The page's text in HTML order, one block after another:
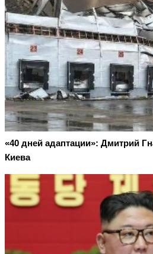
«40 дней адаптации»: Дмитрий
Киева